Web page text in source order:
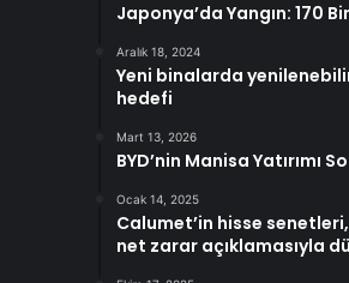
Japonya’da Yangın: 170
Aralık 18, 2024
Yeni binalarda
hedefi
Mart 13, 2026
BYD’nin Manisa Yatırımı
Ocak 14, 2025
Calumet’in hisse
net zarar açıklamasıyla